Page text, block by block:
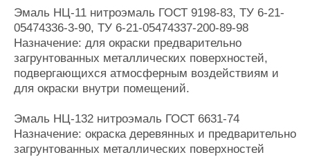
Эмаль НЦ-11 нитроэмаль ГОСТ 9198-83, ТУ 6-21-
05474336-3-90, ТУ 6-21-05474337-200-89-98
Назначение: для окраски предварительно
загрунтованных металлических поверхностей,
подвергающихся атмосферным воздействиям и
для окраски внутри помещений.
Эмаль НЦ-132 нитроэмаль ГОСТ 6631-74
Назначение: окраска деревянных и предварительно
загрунтованных металлических поверхностей